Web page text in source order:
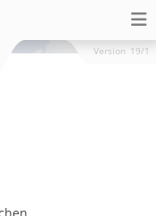
Version 19/1